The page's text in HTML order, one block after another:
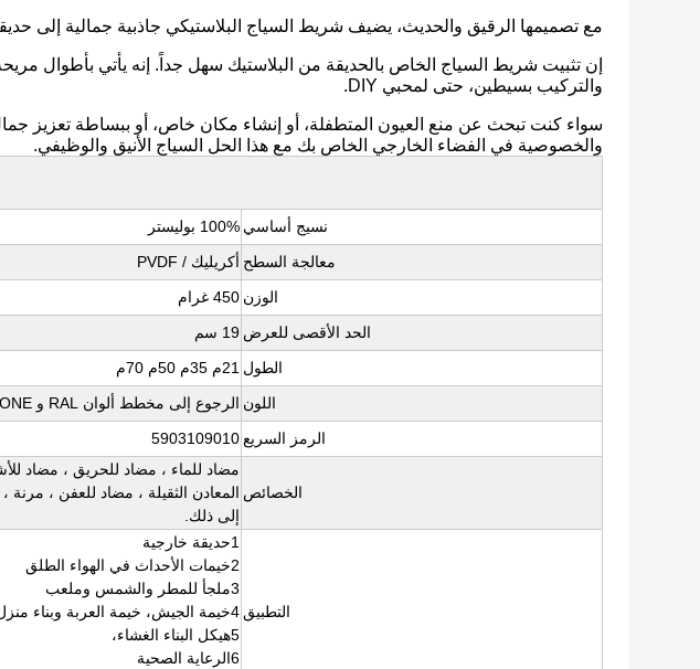
مع تصميمها الرقيق والحديث، يضيف شريط السياج البلاستيكي جاذبية جمالية إلى
والتركيب بسيطين، حتى لمحبي DIY.
والخصوصية في الفضاء الخارجي الخاص بك مع هذا الحل السياج الأنيق والوظيفي.
نسيج أساسي 100% بوليستر
معالجة السطح أكريليك / PVDF
الوزن 450 غرام
الحد الأقصى للعرض 19 سم
الطول 21م 35م 50م 70م
اللون الرجوع إلى مخطط ألوان RAL و PANTONE
الرمز السريع 5903109010
الخصائص
مضاد للماء ، مضاد للحريق ، مضاد
المعادن الثقيلة ، مضاد للعفن ، مرنة
إلى ذلك.
التطبيق
1حديقة خارجية
2خيمات الأحداث في الهواء الطلق
3ملجأ للمطر والشمس وملعب
4خيمة الجيش، خيمة العربة وبناء منزل
5هيكل البناء الغشاء،
6الرعاية الصحية